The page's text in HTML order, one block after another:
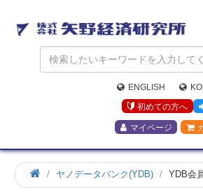
矢
野
経
済
研
究
所
ENGLISH
初めての方へ
マイページ
ホ
ー
ヤノデータバンク(YDB) YDB会